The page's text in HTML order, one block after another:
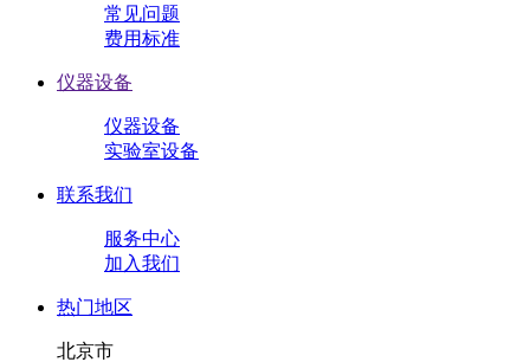
常见问题
费用标准
仪器设备
仪器设备
实验室设备
联系我们
服务中心
加入我们
热门地区
北京市